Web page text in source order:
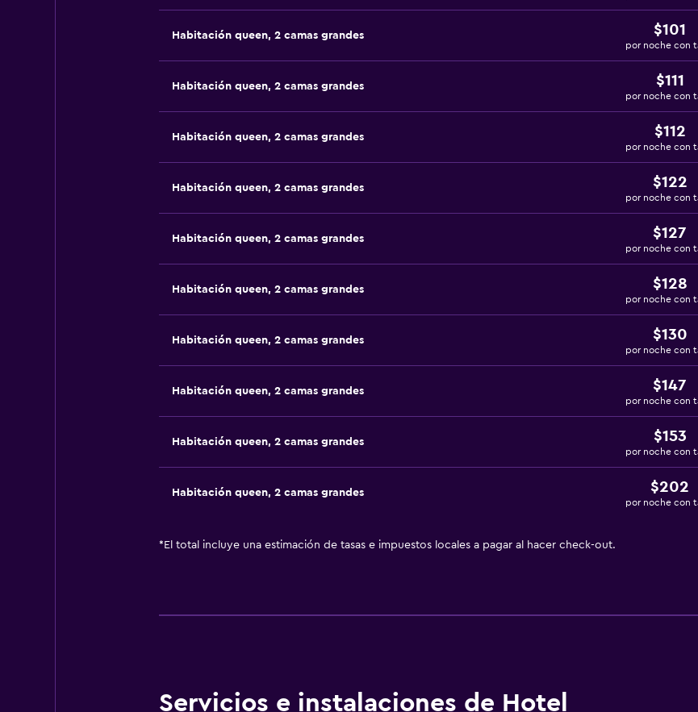
Habitación queen, 2 camas grandes $101
por noche con
Habitación queen, 2 camas grandes $111
por noche con
Habitación queen, 2 camas grandes $112
por noche con
Habitación queen, 2 camas grandes $122
por noche con
Habitación queen, 2 camas grandes $127
por noche con
Habitación queen, 2 camas grandes $128
por noche con
Habitación queen, 2 camas grandes $130
por noche con
Habitación queen, 2 camas grandes $147
por noche con
Habitación queen, 2 camas grandes $153
por noche con
Habitación queen, 2 camas grandes $202
por noche con
* El total incluye una estimación de tasas e impuestos locales a pagar al hacer check-out.
Servicios e instalaciones de Hotel